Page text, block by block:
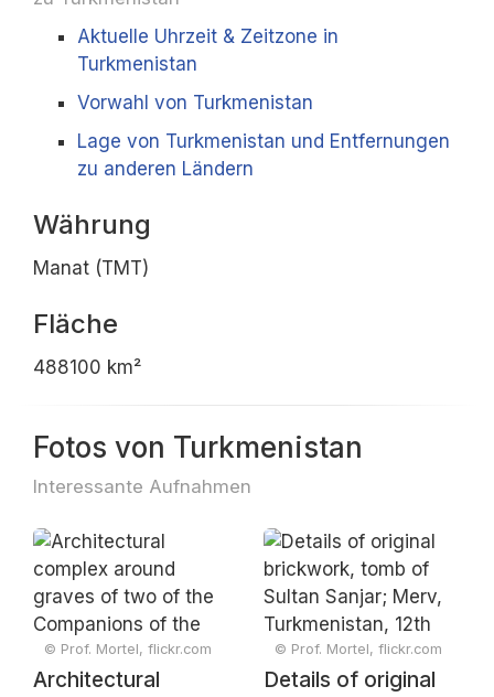
Aktuelle Uhrzeit & Zeitzone in
Turkmenistan
Vorwahl von Turkmenistan
Lage von Turkmenistan und Entfernungen
zu anderen Ländern
Währung
Manat (TMT)
Fläche
488100 km²
Fotos von Turkmenistan
Interessante Aufnahmen
© Prof. Mortel, flickr.com
Architectural
© Prof. Mortel, flickr.com
Details of original